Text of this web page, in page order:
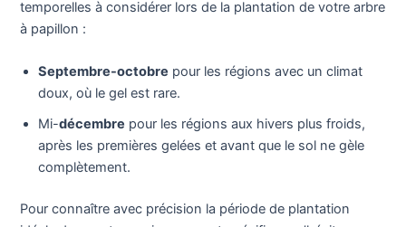
temporelles à considérer lors de la plantation de votre arbre
à papillon :
Septembre-octobre pour les régions avec un climat
doux, où le gel est rare.
Mi-décembre pour les régions aux hivers plus froids,
après les premières gelées et avant que le sol ne gèle
complètement.
Pour connaître avec précision la période de plantation